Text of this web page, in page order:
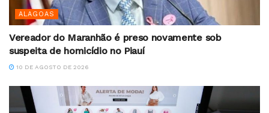
ALAGOAS
Vereador do Maranhão é preso novamente sob
suspeita de homicídio no Piauí
10 DE AGOSTO DE 2026